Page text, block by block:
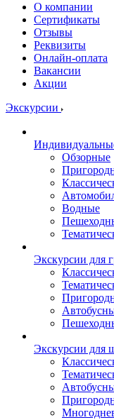
О компании
Сертификаты
Отзывы
Реквизиты
Онлайн-оплата
Вакансии
Акции
Экскурсии
Обзорные
Водные
Экскурсии для
Экскурсии для